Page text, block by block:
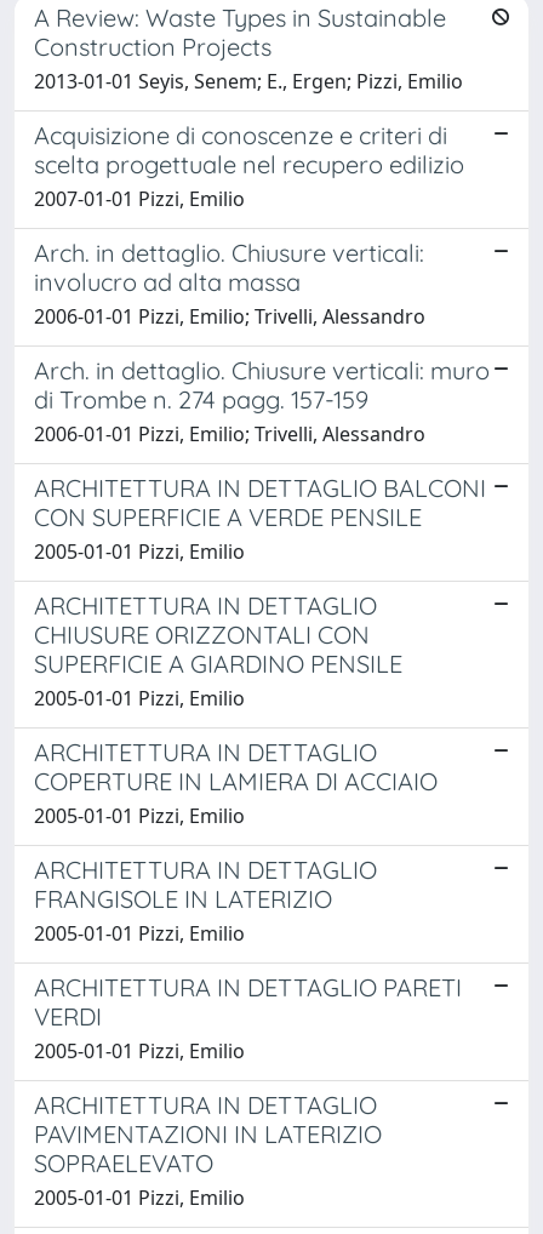
A Review: Waste Types in Sustainable
Construction Projects
2013-01-01 Seyis, Senem; E., Ergen; Pizzi, Emilio
Acquisizione di conoscenze e criteri di
scelta progettuale nel recupero edilizio
2007-01-01 Pizzi, Emilio
Arch. in dettaglio. Chiusure verticali:
involucro ad alta massa
2006-01-01 Pizzi, Emilio; Trivelli, Alessandro
Arch. in dettaglio. Chiusure verticali: muro
di Trombe n. 274 pagg. 157-159
2006-01-01 Pizzi, Emilio; Trivelli, Alessandro
ARCHITETTURA IN DETTAGLIO BALCONI
CON SUPERFICIE A VERDE PENSILE
2005-01-01 Pizzi, Emilio
ARCHITETTURA IN DETTAGLIO
CHIUSURE ORIZZONTALI CON
SUPERFICIE A GIARDINO PENSILE
2005-01-01 Pizzi, Emilio
ARCHITETTURA IN DETTAGLIO
COPERTURE IN LAMIERA DI ACCIAIO
2005-01-01 Pizzi, Emilio
ARCHITETTURA IN DETTAGLIO
FRANGISOLE IN LATERIZIO
2005-01-01 Pizzi, Emilio
ARCHITETTURA IN DETTAGLIO PARETI
VERDI
2005-01-01 Pizzi, Emilio
ARCHITETTURA IN DETTAGLIO
PAVIMENTAZIONI IN LATERIZIO
SOPRAELEVATO
2005-01-01 Pizzi, Emilio